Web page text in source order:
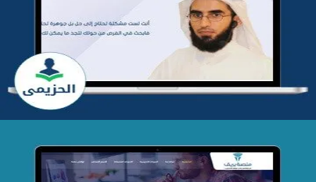
تطوير موقع المدرب ياسر الحزيمي
التفاصيل